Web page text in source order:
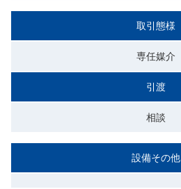
取引態様
専任媒介
引渡
相談
設備その他